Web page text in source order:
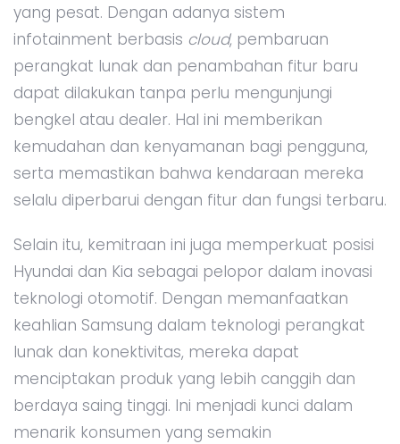
yang pesat. Dengan adanya sistem
infotainment berbasis cloud, pembaruan
perangkat lunak dan penambahan fitur baru
dapat dilakukan tanpa perlu mengunjungi
bengkel atau dealer. Hal ini memberikan
kemudahan dan kenyamanan bagi pengguna,
serta memastikan bahwa kendaraan mereka
selalu diperbarui dengan fitur dan fungsi terbaru.
Selain itu, kemitraan ini juga memperkuat posisi
Hyundai dan Kia sebagai pelopor dalam inovasi
teknologi otomotif. Dengan memanfaatkan
keahlian Samsung dalam teknologi perangkat
lunak dan konektivitas, mereka dapat
menciptakan produk yang lebih canggih dan
berdaya saing tinggi. Ini menjadi kunci dalam
menarik konsumen yang semakin